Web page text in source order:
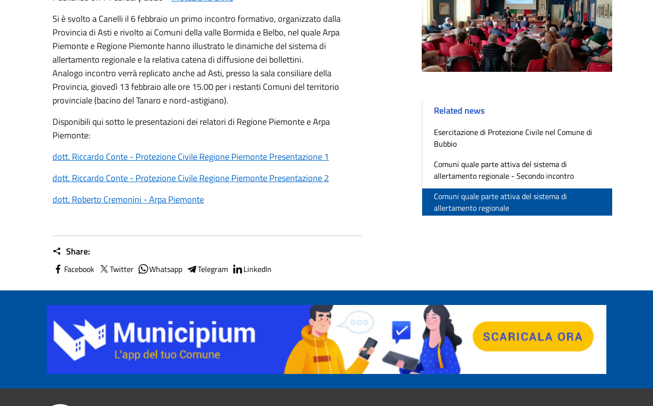
Si è svolto a Canelli il 6 febbraio un primo incontro formativo, organizzato dalla
Provincia di Asti e rivolto ai Comuni della valle Bormida e Belbo, nel quale Arpa
Piemonte e Regione Piemonte hanno illustrato le dinamiche del sistema di
allertamento regionale e la relativa catena di diffusione dei bollettini.
Analogo incontro verrà replicato anche ad Asti, presso la sala consiliare della
Provincia, giovedì 13 febbraio alle ore 15.00 per i restanti Comuni del territorio
provinciale (bacino del Tanaro e nord-astigiano).
Disponibili qui sotto le presentazioni dei relatori di Regione Piemonte e Arpa
Piemonte:
dott. Riccardo Conte - Protezione Civile Regione Piemonte Presentazione 1
dott. Riccardo Conte - Protezione Civile Regione Piemonte Presentazione 2
dott. Roberto Cremonini - Arpa Piemonte
Share:
Facebook Twitter Whatsapp Telegram LinkedIn
Related news
Esercitazione di Protezione Civile nel Comune di
Bubbio
Comuni quale parte attiva del sistema di
allertamento regionale - Secondo incontro
Comuni quale parte attiva del sistema di
allertamento regionale